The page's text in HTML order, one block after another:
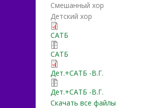
Смешанный хор
Детский хор
САТБ
САТБ
Tishina_F.pdf
Дет.+САТБ -В.Г.
Дет.+САТБ -В.Г.
Скачать все файлы